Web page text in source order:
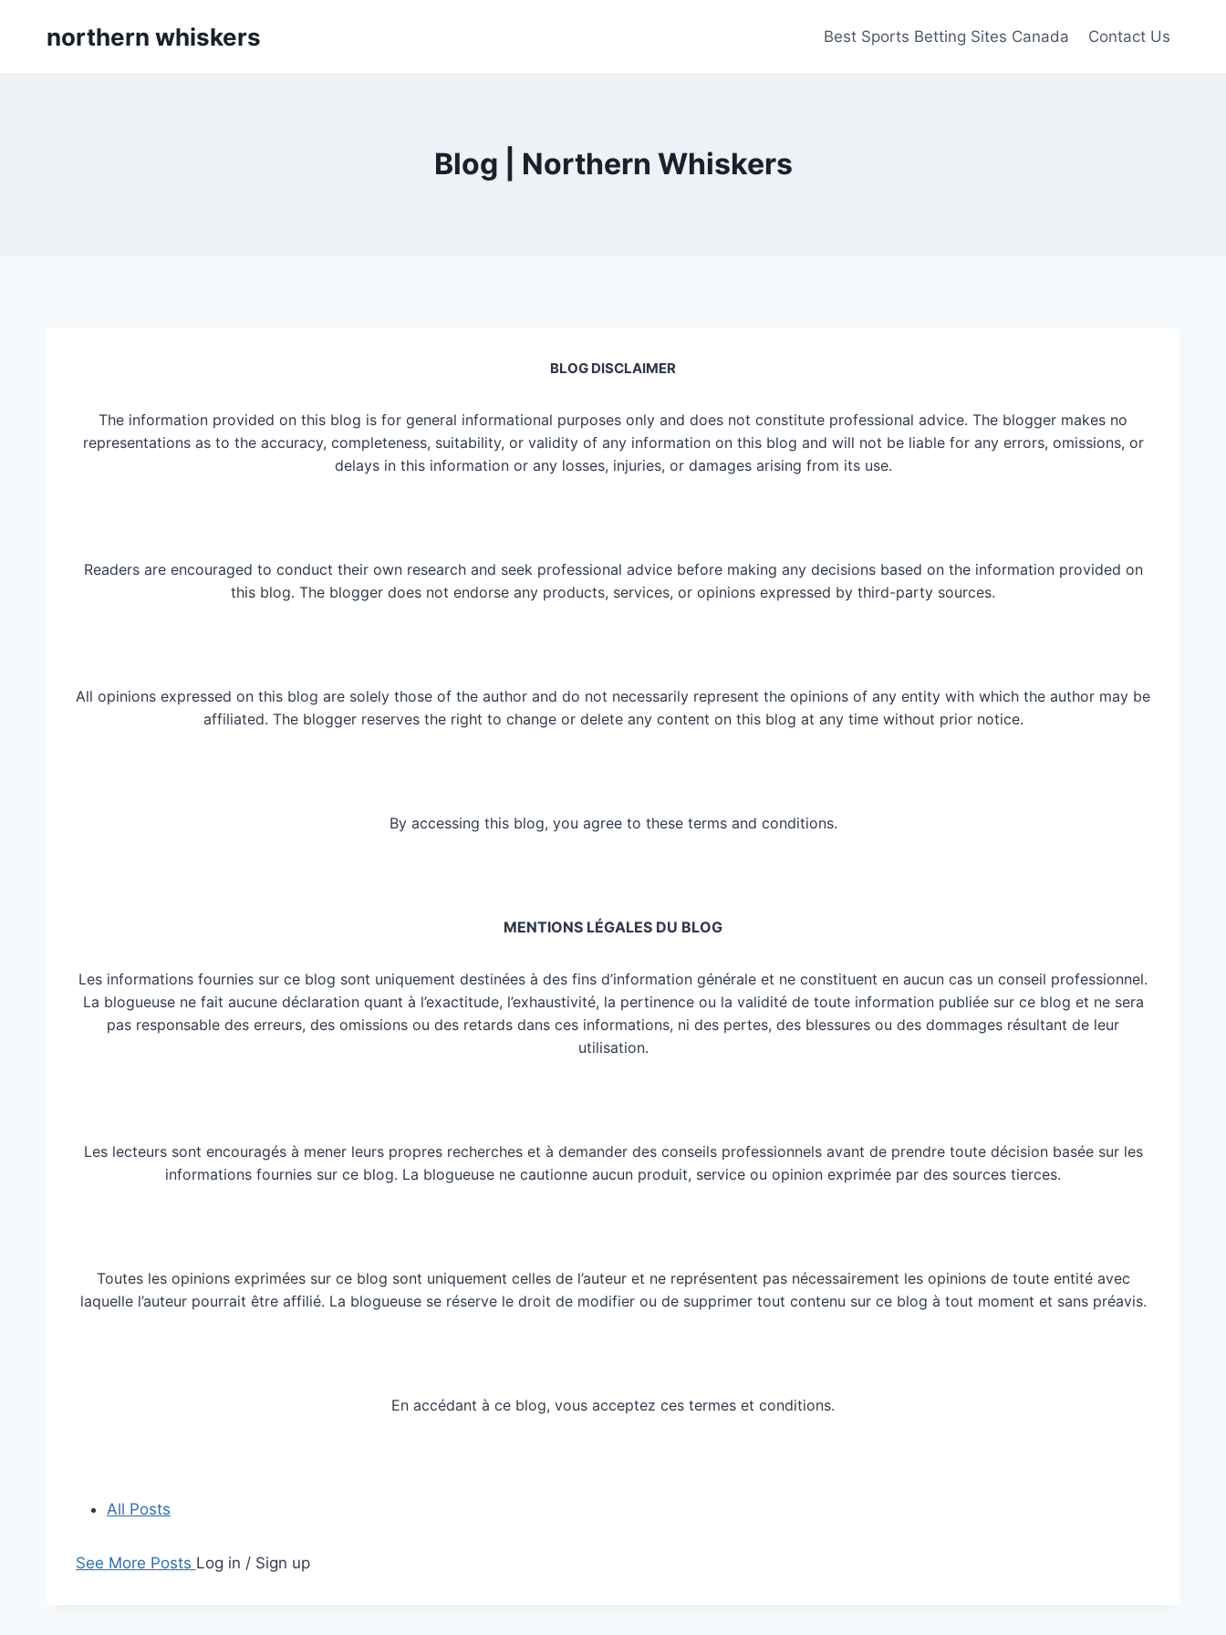
northern whiskers Best Sports Betting Sites Canada Contact Us
Blog | Northern Whiskers
BLOG DISCLAIMER
The information provided on this blog is for general informational purposes only and does not constitute professional advice. The blogger makes no
representations as to the accuracy, completeness, suitability, or validity of any information on this blog and will not be liable for any errors, omissions, or
delays in this information or any losses, injuries, or damages arising from its use.
Readers are encouraged to conduct their own research and seek professional advice before making any decisions based on the information provided on
this blog. The blogger does not endorse any products, services, or opinions expressed by third-party sources.
All opinions expressed on this blog are solely those of the author and do not necessarily represent the opinions of any entity with which the author may be
affiliated. The blogger reserves the right to change or delete any content on this blog at any time without prior notice.
By accessing this blog, you agree to these terms and conditions.
MENTIONS LÉGALES DU BLOG
Les informations fournies sur ce blog sont uniquement destinées à des fins d’information générale et ne constituent en aucun cas un conseil professionnel.
La blogueuse ne fait aucune déclaration quant à l’exactitude, l’exhaustivité, la pertinence ou la validité de toute information publiée sur ce blog et ne sera
pas responsable des erreurs, des omissions ou des retards dans ces informations, ni des pertes, des blessures ou des dommages résultant de leur
utilisation.
Les lecteurs sont encouragés à mener leurs propres recherches et à demander des conseils professionnels avant de prendre toute décision basée sur les
informations fournies sur ce blog. La blogueuse ne cautionne aucun produit, service ou opinion exprimée par des sources tierces.
Toutes les opinions exprimées sur ce blog sont uniquement celles de l’auteur et ne représentent pas nécessairement les opinions de toute entité avec
laquelle l’auteur pourrait être affilié. La blogueuse se réserve le droit de modifier ou de supprimer tout contenu sur ce blog à tout moment et sans préavis.
En accédant à ce blog, vous acceptez ces termes et conditions.
All Posts
See More Posts Log in / Sign up